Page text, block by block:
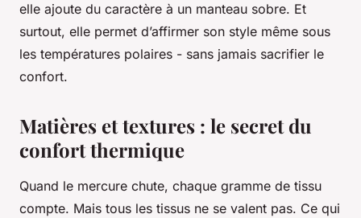
elle ajoute du caractère à un manteau sobre. Et
surtout, elle permet d’affirmer son style même sous
les températures polaires - sans jamais sacrifier le
confort.
Matières et textures : le secret du
confort thermique
Quand le mercure chute, chaque gramme de tissu
compte. Mais tous les tissus ne se valent pas. Ce qui